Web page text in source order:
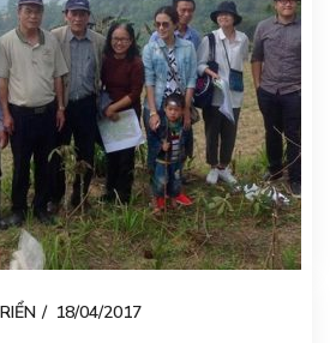
18/04/2017